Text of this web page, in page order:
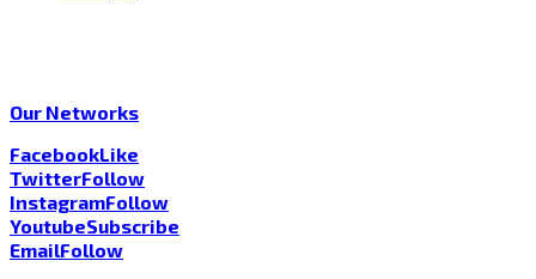
Our Networks
FacebookLike
TwitterFollow
InstagramFollow
YoutubeSubscribe
EmailFollow